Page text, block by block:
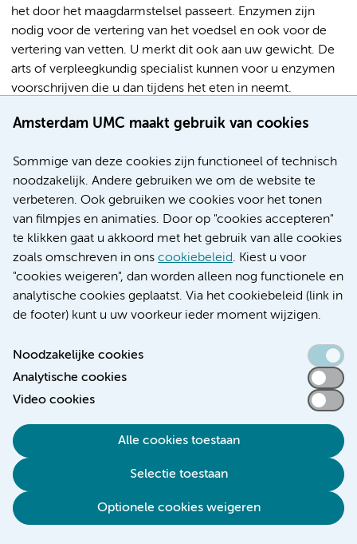
het door het maagdarmstelsel passeert. Enzymen zijn
nodig voor de vertering van het voedsel en ook voor de
vertering van vetten. U merkt dit ook aan uw gewicht. De
arts of verpleegkundig specialist kunnen voor u enzymen
voorschrijven die u dan tijdens het eten in neemt.
Complicaties
Geen enkele operatie is zonder risico’s. Zo is er ook bij een
operatie aan de alvleesklier kans op algemene
complicaties van een operatie, zoals trombose,
longontsteking, een nabloeding of een wondinfectie.
Wondinfecties zijn ontstekingen van de huid op de plaats
van de wond en komen bij ongeveer 1 op de 5 patiënten
voor. De verschijnselen zijn roodheid van de huid, pijn
en/of het lekken van wondvocht, soms krijgt de patiënt
hierbij ook koortsachtige klachten.
Bij een operatie aan de alvleesklier kunnen zich ook
Gastroparese (tijdelijke vertraagde
maagontlediging)
Het kan voorkomen dat na de operatie geen of zeer
langzame passage van voedsel door het maagdarmstelsel
ontstaat. De kans hierop is 30%. U merkt dat doordat u
spontaan veel moet braken. Deze klacht is erg lastig en
Amsterdam UMC maakt gebruik van cookies
Sommige van deze cookies zijn functioneel of technisch
noodzakelijk. Andere gebruiken we om de website te
verbeteren. Ook gebruiken we cookies voor het tonen
van filmpjes en animaties. Door op "cookies accepteren"
te klikken gaat u akkoord met het gebruik van alle cookies
zoals omschreven in ons cookiebeleid. Kiest u voor
"cookies weigeren", dan worden alleen nog functionele en
analytische cookies geplaatst. Via het cookiebeleid (link in
de footer) kunt u uw voorkeur ieder moment wijzigen.
Noodzakelijke cookies
Analytische cookies
Video cookies
Alle cookies toestaan
Selectie toestaan
Optionele cookies weigeren